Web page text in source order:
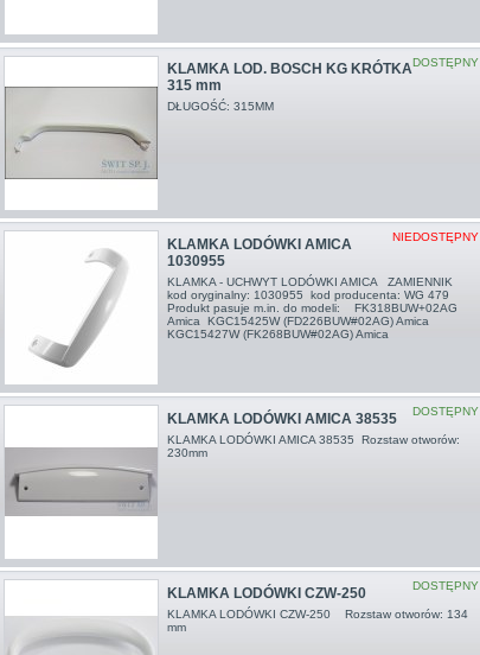
DOSTĘPNY
KLAMKA LOD. BOSCH KG KRÓTKA
315 mm
DŁUGOŚĆ: 315MM
NIEDOSTĘPNY
KLAMKA LODÓWKI AMICA
1030955
KLAMKA - UCHWYT LODÓWKI AMICA ZAMIENNIK
kod oryginalny: 1030955 kod producenta: WG 479
Produkt pasuje m.in. do modeli: FK318BUW+02AG
Amica KGC15425W (FD226BUW#02AG) Amica
KGC15427W (FK268BUW#02AG) Amica
DOSTĘPNY
KLAMKA LODÓWKI AMICA 38535
KLAMKA LODÓWKI AMICA 38535 Rozstaw otworów:
230mm
DOSTĘPNY
KLAMKA LODÓWKI CZW-250
KLAMKA LODÓWKI CZW-250 Rozstaw otworów: 134
mm